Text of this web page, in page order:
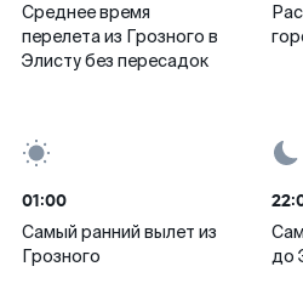
Среднее время
перелета из Грозного в
Элисту без пересадок
01:00
Самый ранний вылет из
Грозного
до